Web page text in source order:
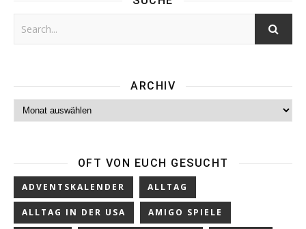
ARCHIV
Archiv
OFT VON EUCH GESUCHT
ADVENTSKALENDER ALLTAG
ALLTAG IN DER USA AMIGO SPIELE